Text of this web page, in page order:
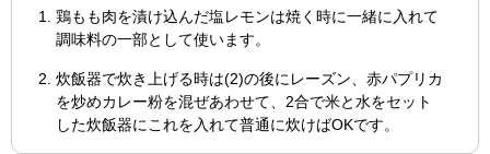
鶏もも肉を漬け込んだ塩レモンは焼く時に一緒に入れて
調味料の一部として使います。
炊飯器で炊き上げる時は(2)の後にレーズン、赤パプリカ
を炒めカレー粉を混ぜあわせて、2合で米と水をセット
した炊飯器にこれを入れて普通に炊けばOKです。